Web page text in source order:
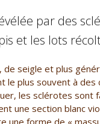
par des
et les lots
de seigle et plus
le plus souvent à
les sclérotes sont
une section blanc